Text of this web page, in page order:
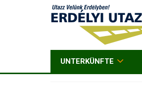
UNTERKÜNFTE